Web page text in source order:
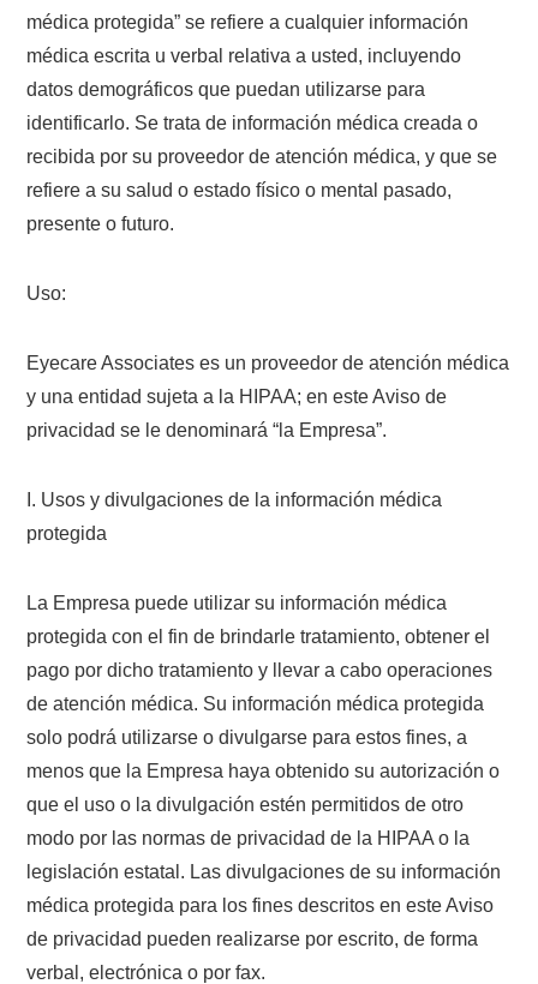
médica protegida” se refiere a cualquier información
médica escrita u verbal relativa a usted, incluyendo
datos demográficos que puedan utilizarse para
identificarlo. Se trata de información médica creada o
recibida por su proveedor de atención médica, y que se
refiere a su salud o estado físico o mental pasado,
presente o futuro.
Uso:
Eyecare Associates es un proveedor de atención médica
y una entidad sujeta a la HIPAA; en este Aviso de
privacidad se le denominará “la Empresa”.
I. Usos y divulgaciones de la información médica
protegida
La Empresa puede utilizar su información médica
protegida con el fin de brindarle tratamiento, obtener el
pago por dicho tratamiento y llevar a cabo operaciones
de atención médica. Su información médica protegida
solo podrá utilizarse o divulgarse para estos fines, a
menos que la Empresa haya obtenido su autorización o
que el uso o la divulgación estén permitidos de otro
modo por las normas de privacidad de la HIPAA o la
legislación estatal. Las divulgaciones de su información
médica protegida para los fines descritos en este Aviso
de privacidad pueden realizarse por escrito, de forma
verbal, electrónica o por fax.